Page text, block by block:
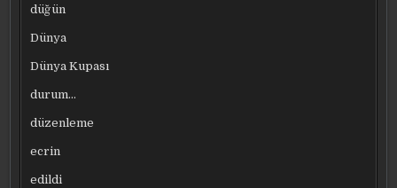
düğün
Dünya
Dünya Kupası
durum…
düzenleme
ecrin
edildi